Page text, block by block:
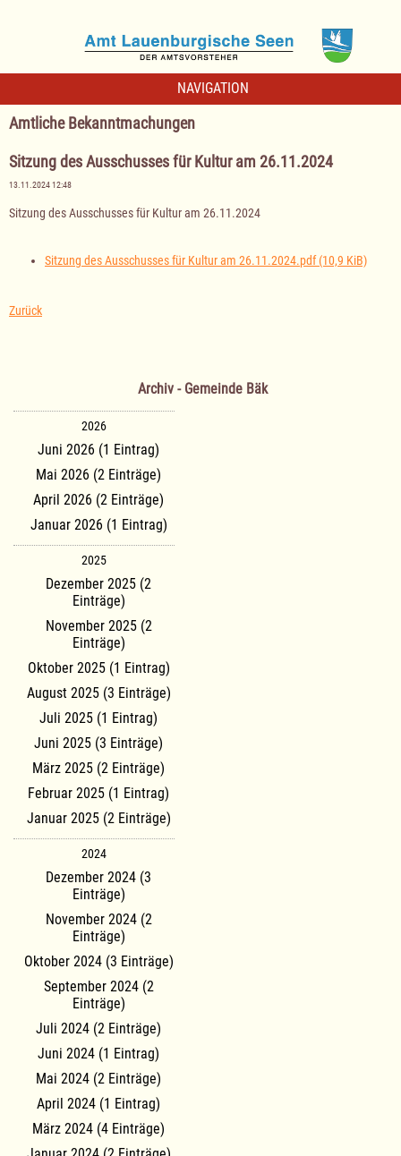
NAVIGATION
Amtliche Bekanntmachungen
Sitzung des Ausschusses für Kultur am 26.11.2024
13.11.2024 12:48
Sitzung des Ausschusses für Kultur am 26.11.2024
Sitzung des Ausschusses für Kultur am 26.11.2024.pdf(10,9 KiB)
Zurück
Archiv - Gemeinde Bäk
2026
Juni 2026 (1 Eintrag)
Mai 2026 (2 Einträge)
April 2026 (2 Einträge)
Januar 2026 (1 Eintrag)
2025
Dezember 2025 (2
Einträge)
November 2025 (2
Einträge)
Oktober 2025 (1 Eintrag)
August 2025 (3 Einträge)
Juli 2025 (1 Eintrag)
Juni 2025 (3 Einträge)
März 2025 (2 Einträge)
Februar 2025 (1 Eintrag)
Januar 2025 (2 Einträge)
2024
Dezember 2024 (3
Einträge)
November 2024 (2
Einträge)
Oktober 2024 (3 Einträge)
September 2024 (2
Einträge)
Juli 2024 (2 Einträge)
Juni 2024 (1 Eintrag)
Mai 2024 (2 Einträge)
April 2024 (1 Eintrag)
März 2024 (4 Einträge)